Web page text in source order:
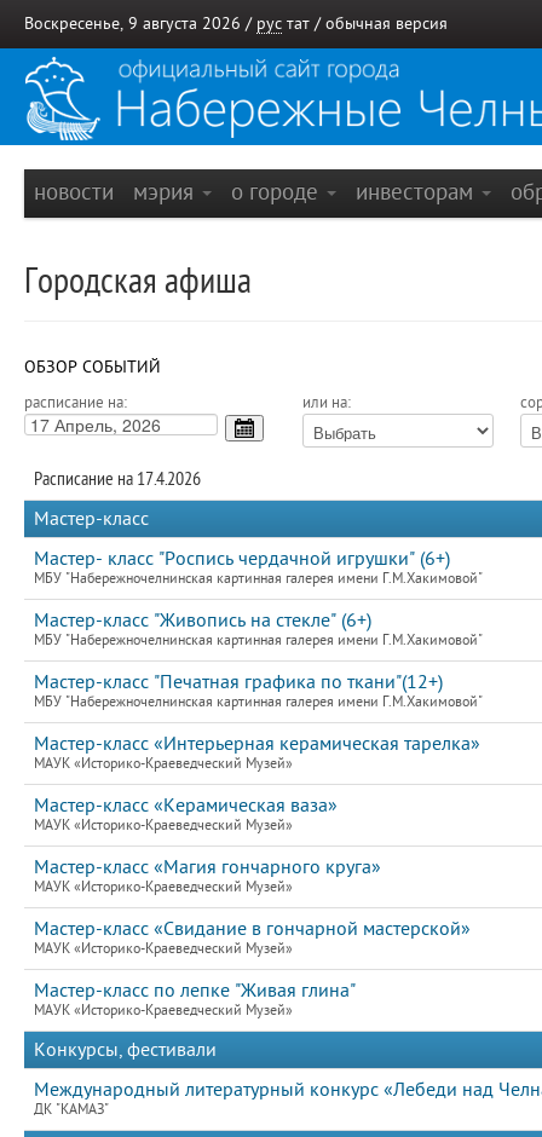
Воскресенье, 9 августа 2026 / рус тат / обычная версия
новости мэрия о городе инвесторам
Городская афиша
ОБЗОР СОБЫТИЙ
расписание на: или на:
Расписание на 17.4.2026
Мастер-класс
Мастер- класс "Роспись чердачной игрушки" (6+)
МБУ "Набережночелнинская картинная галерея имени Г.М.Хакимовой"
Мастер-класс "Живопись на стекле" (6+)
МБУ "Набережночелнинская картинная галерея имени Г.М.Хакимовой"
Мастер-класс "Печатная графика по ткани"(12+)
МБУ "Набережночелнинская картинная галерея имени Г.М.Хакимовой"
Мастер-класс «Интерьерная керамическая тарелка»
МАУК «Историко-Краеведческий Музей»
Мастер-класс «Керамическая ваза»
МАУК «Историко-Краеведческий Музей»
Мастер-класс «Магия гончарного круга»
МАУК «Историко-Краеведческий Музей»
Мастер-класс «Свидание в гончарной мастерской»
МАУК «Историко-Краеведческий Музей»
Мастер-класс по лепке "Живая глина"
МАУК «Историко-Краеведческий Музей»
Конкурсы, фестивали
Международный литературный конкурс «Лебеди над
ДК "КАМАЗ"